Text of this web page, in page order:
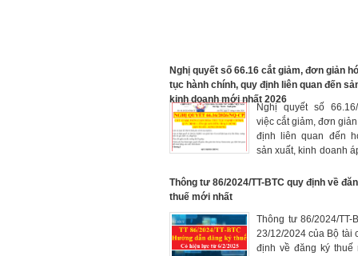
Nghị quyết số 66.16 cắt giảm, đơn giản
tục hành chính, quy định liên quan đến
kinh doanh mới nhất 2026
Nghị quyết số
việc cắt giảm, đơn
định liên quan đến
sản xuất, kinh doanh
hết ngày 28 tháng 02
Thông tư 86/2024/TT-BTC quy định về
thuế mới nhất
Thông tư 86/2024/TT-
23/12/2024 của Bộ tài
định về đăng ký thuế